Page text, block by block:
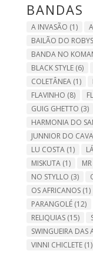
BANDAS
A INVASÃO (1)
BAILÃO DO
BANDA NO
BLACK STYLE(6)
COLETÂNEA(1)
FLAVINHO (8)
GUIG GHETTO (3)
HARMONIA DO
JUNNIOR DO
LU COSTA(1)
MISKUTA(1)
NO STYLLO (3)
OS AFRICANOS(1)
PARANGOLÉ(12)
RELIQUIAS(15)
SWINGUEIRA DAS
VINNI CHICLETE(1)